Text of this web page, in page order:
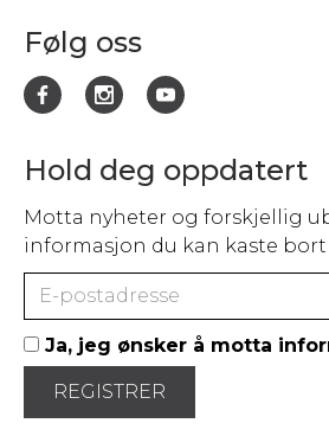
Følg oss
Hold deg oppdatert
Motta nyheter og forskjellig
informasjon du kan kaste bort
Ja, jeg ønsker å motta